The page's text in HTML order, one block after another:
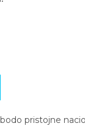
pristojne